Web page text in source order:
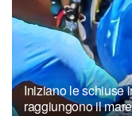
Iniziano le schiuse
raggiungono il